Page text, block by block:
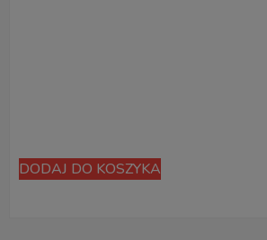
DODAJ DO KOSZYKA